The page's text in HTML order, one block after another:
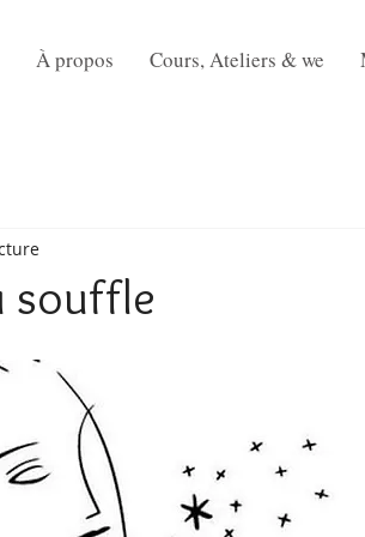
À propos Cours, Ateliers & we
souffle